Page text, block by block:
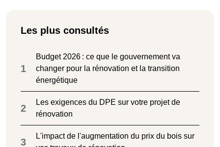
Les plus consultés
1
Budget 2026 : ce que le gouvernement va
changer pour la rénovation et la transition
énergétique
2
Les exigences du DPE sur votre projet de
rénovation
3
L'impact de l'augmentation du prix du bois sur